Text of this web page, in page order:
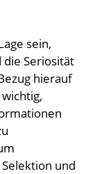
sein,
die Seriosität
hierauf
und